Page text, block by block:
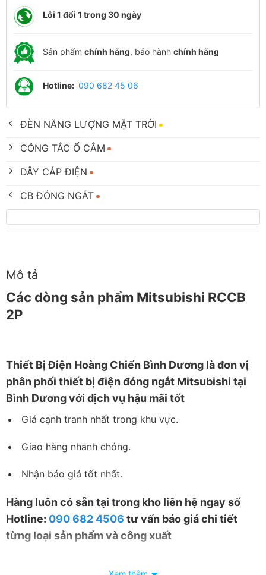
Lỗi 1 đổi 1 trong 30 ngày
Sản phẩm chính hãng, bảo hành chính hãng
Hotline: 090 682 45 06
ĐÈN NĂNG LƯỢNG MẶT TRỜI
CÔNG TẮC Ổ CẮM
DÂY CÁP ĐIỆN
CB ĐÓNG NGẮT
Mô tả
Các dòng sản phẩm Mitsubishi RCCB
2P
Thiết Bị Điện Hoàng Chiến Bình Dương là đơn vị
phân phối thiết bị điện đóng ngắt Mitsubishi tại
Bình Dương với dịch vụ hậu mãi tốt
Giá cạnh tranh nhất trong khu vực.
Giao hàng nhanh chóng.
Nhận báo giá tốt nhất.
Hàng luôn có sẵn tại trong kho liên hệ ngay số
Hotline: 090 682 4506 tư vấn báo giá chi tiết
từng loại sản phẩm và công xuất